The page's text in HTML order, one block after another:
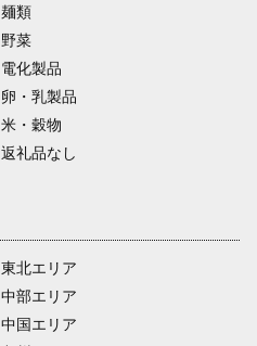
麺類
野菜
電化製品
卵・乳製品
米・穀物
返礼品なし
東北エリア
中部エリア
中国エリア